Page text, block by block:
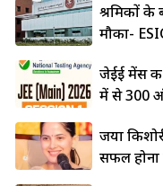
श्रमिकों के
मौका-
जेईई मेंस
में से 300
जया
सफल होना